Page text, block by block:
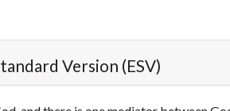
Version (ESV)